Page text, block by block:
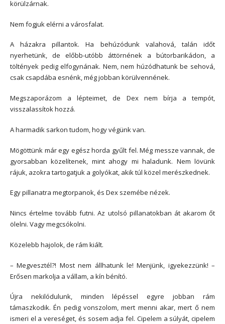
körülzárnak.
Nem fogjuk elérni a városfalat.
A házakra pillantok. Ha behúzódunk valahová, talán időt
nyerhetünk, de előbb-utóbb áttörnének a bútorbarikádon, a
töltények pedig elfogynának. Nem, nem húzódhatunk be sehová,
csak csapdába esnénk, még jobban körülvennének.
Megszaporázom a lépteimet, de Dex nem bírja a tempót,
visszalassítok hozzá.
A harmadik sarkon tudom, hogy végünk van.
Mögöttünk már egy egész horda gyűlt fel. Még messze vannak, de
gyorsabban közelítenek, mint ahogy mi haladunk. Nem lövünk
rájuk, azokra tartogatjuk a golyókat, akik túl közel merészkednek.
Egy pillanatra megtorpanok, és Dex szemébe nézek.
Nincs értelme tovább futni. Az utolsó pillanatokban át akarom őt
ölelni. Vagy megcsókolni.
Közelebb hajolok, de rám kiált.
– Megvesztél?! Most nem állhatunk le! Menjünk, igyekezzünk! –
Erősen markolja a vállam, a kín bénító.
Újra nekilódulunk, minden lépéssel egyre jobban rám
támaszkodik. Én pedig vonszolom, mert menni akar, mert ő nem
ismeri el a vereséget, és sosem adja fel. Cipelem a súlyát, cipelem